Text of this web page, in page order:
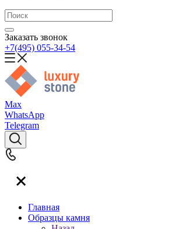
Заказать звонок
+7(495) 055-34-54
Max
WhatsApp
Telegram
Главная
Образцы камня